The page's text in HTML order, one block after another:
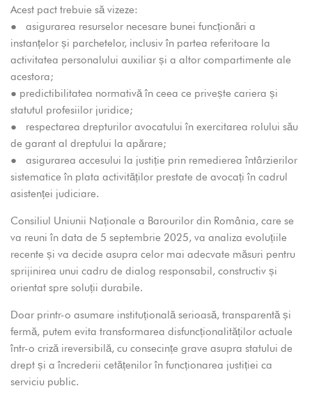
Acest pact trebuie să vizeze:
● asigurarea resurselor necesare bunei funcționări a
instanțelor și parchetelor, inclusiv în partea referitoare la
activitatea personalului auxiliar și a altor compartimente ale
acestora;
● predictibilitatea normativă în ceea ce privește cariera și
statutul profesiilor juridice;
● respectarea drepturilor avocatului în exercitarea rolului său
de garant al dreptului la apărare;
● asigurarea accesului la justiție prin remedierea întârzierilor
sistematice în plata activităților prestate de avocați în cadrul
asistenței judiciare.
Consiliul Uniunii Naționale a Barourilor din România, care se
va reuni în data de 5 septembrie 2025, va analiza evoluțiile
recente și va decide asupra celor mai adecvate măsuri pentru
sprijinirea unui cadru de dialog responsabil, constructiv și
orientat spre soluții durabile.
Doar printr-o asumare instituțională serioasă, transparentă și
fermă, putem evita transformarea disfuncționalităților actuale
într-o criză ireversibilă, cu consecințe grave asupra statului de
drept și a încrederii cetățenilor în funcționarea justiției ca
serviciu public.